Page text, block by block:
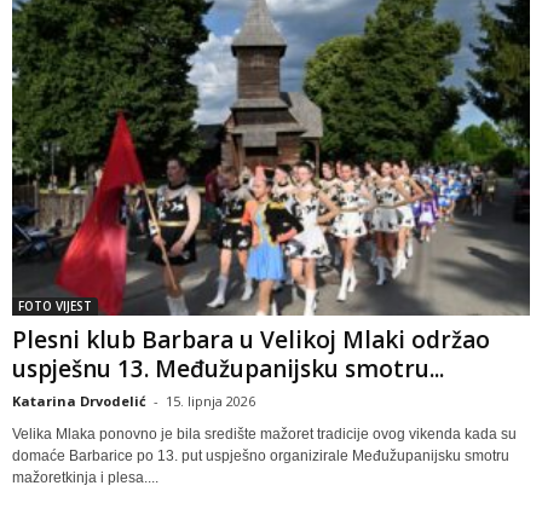
FOTO VIJEST
Plesni klub Barbara u Velikoj Mlaki održao
uspješnu 13. Međužupanijsku smotru...
Katarina Drvodelić - 15. lipnja 2026
Velika Mlaka ponovno je bila središte mažoret tradicije ovog vikenda kada su
domaće Barbarice po 13. put uspješno organizirale Međužupanijsku smotru
mažoretkinja i plesa....